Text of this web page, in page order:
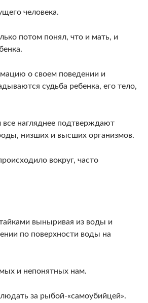
человека.
потом понял, что и мать, и
о своем поведении и
судьба ребенка, его тело,
нагляднее подтверждают
низших и высших организмов.
вокруг, часто
выныривая из воды и
по по­верхности воды на
и непо­нятных нам.
за рыбой-«самоубийцей».